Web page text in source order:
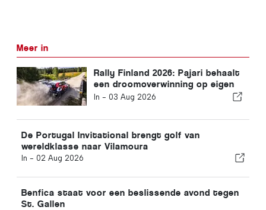
Meer in
Rally Finland 2026: Pajari behaalt
een droomoverwinning op eigen
bodem
In - 03 Aug 2026
De Portugal Invitational brengt golf van
wereldklasse naar Vilamoura
In - 02 Aug 2026
Benfica staat voor een beslissende avond tegen
St. Gallen